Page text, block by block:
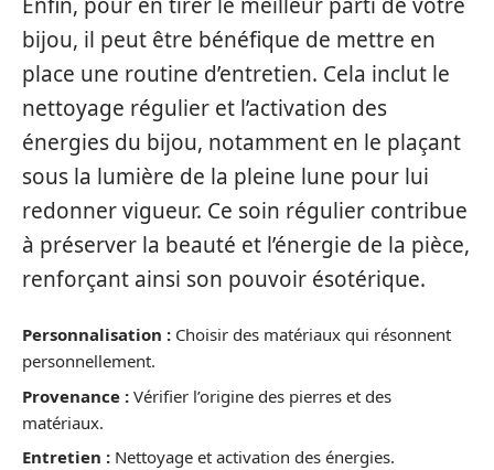
bijou, il peut être bénéfique de mettre en
place une routine d’entretien. Cela inclut le
nettoyage régulier et l’activation des
énergies du bijou, notamment en le plaçant
sous la lumière de la pleine lune pour lui
redonner vigueur. Ce soin régulier contribue
à préserver la beauté et l’énergie de la pièce,
renforçant ainsi son pouvoir ésotérique.
Personnalisation : Choisir des matériaux qui résonnent
personnellement.
Provenance : Vérifier l’origine des pierres et des
matériaux.
Entretien : Nettoyage et activation des énergies.